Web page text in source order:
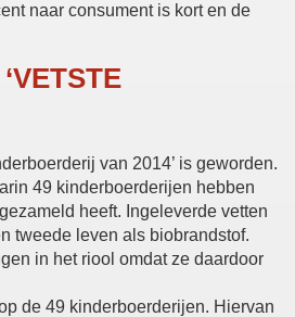
naar consument is kort en de
van 2014’ is geworden.
49 kinderboerderijen hebben
heeft. Ingeleverde vetten
tweede leven als biobrandstof.
in het riool omdat ze daardoor
de 49 kinderboerderijen. Hiervan